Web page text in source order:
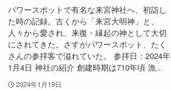
パワースポットで有名な来宮神社へ、初詣し
た時の記録。古くから「来宮大明神」と、
人々から愛され、来復・縁起の神として大切
にされてきた。さすがパワースポット、たく
さんの参拝客で溢れていた。 参拝日：2024年
1月4日 神社の紹介 創建時期は710年頃 漁...
2024年1月19日